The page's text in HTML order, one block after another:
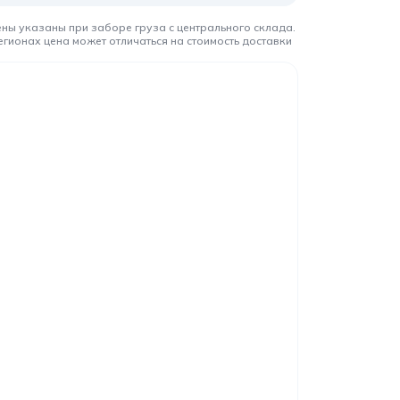
указаны при заборе груза с центрального склада.
цена может отличаться на стоимость доставки